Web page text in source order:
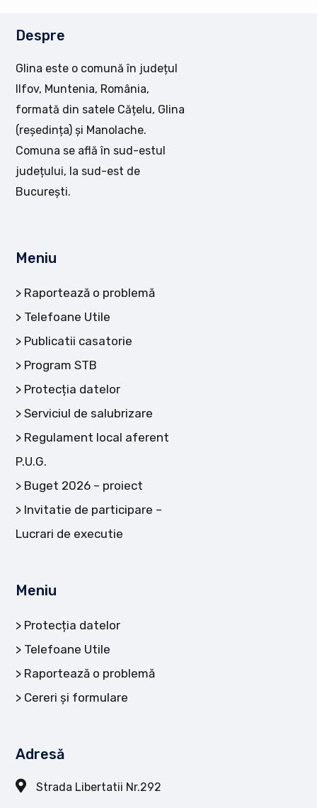
Despre
Glina este o comună în județul
Ilfov, Muntenia, România,
formată din satele Cățelu, Glina
(reședința) și Manolache.
Comuna se află în sud-estul
județului, la sud-est de
București.
Meniu
Raportează o problemă
Telefoane Utile
Publicatii casatorie
Program STB
Protecția datelor
Serviciul de salubrizare
Regulament local aferent
P.U.G.
Buget 2026 – proiect
Invitatie de participare –
Lucrari de executie
Meniu
Protecția datelor
Telefoane Utile
Raportează o problemă
Cereri și formulare
Adresă
Strada Libertatii Nr.292